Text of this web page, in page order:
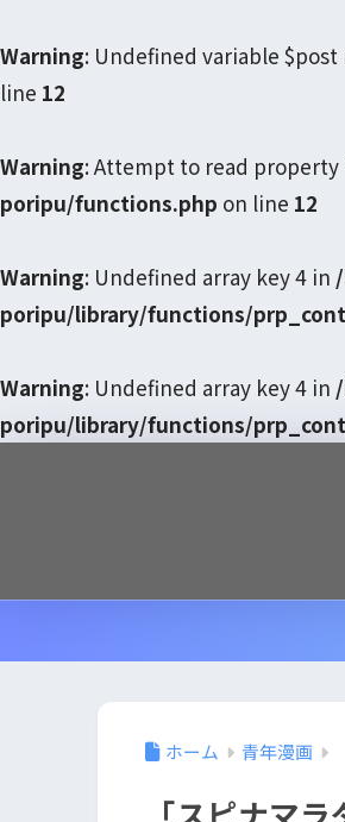
Warning: Undefined variable $post
line 12
Warning: Attempt to read
poripu/functions.php on line 12
Warning: Undefined array key 4 in
poripu/library/functions/
Warning: Undefined array key 4 in
poripu/library/functions/
ホーム 青年漫画